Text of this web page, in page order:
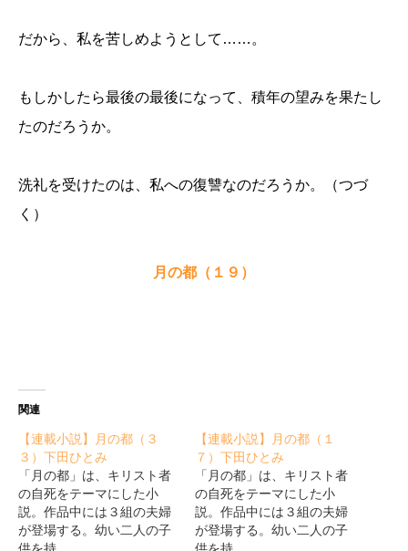
だから、私を苦しめようとして …… 。
もしかしたら最後の最後になって、積年の望みを果たし
たのだろうか。
洗礼を受けたのは、私への復讐なのだろうか。（つづ
く）
月の都（１９）
関連
【連載小説】月の都（３
３）下田ひとみ
「月の都」は、キリスト者
の自死をテーマにした小
説。作品中には３組の夫婦
が登場する。幼い二人の子
供を持…
【連載小説】月の都（１
７）下田ひとみ
「月の都」は、キリスト者
の自死をテーマにした小
説。作品中には３組の夫婦
が登場する。幼い二人の子
供を持…